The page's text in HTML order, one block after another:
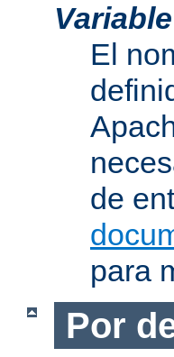
El
de
para
Por